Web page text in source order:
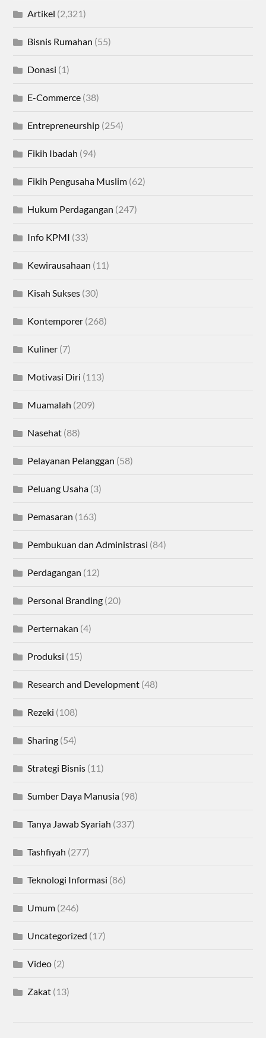
Artikel (2,321)
Bisnis Rumahan (55)
Donasi (1)
E-Commerce (38)
Entrepreneurship (254)
Fikih Ibadah (94)
Fikih Pengusaha Muslim (62)
Hukum Perdagangan (247)
Info KPMI (33)
Kewirausahaan (11)
Kisah Sukses (30)
Kontemporer (268)
Kuliner (7)
Motivasi Diri (113)
Muamalah (209)
Nasehat (88)
Pelayanan Pelanggan (58)
Peluang Usaha (3)
Pemasaran (163)
Pembukuan dan Administrasi (84)
Perdagangan (12)
Personal Branding (20)
Perternakan (4)
Produksi (15)
Research and Development (48)
Rezeki (108)
Sharing (54)
Strategi Bisnis (11)
Sumber Daya Manusia (98)
Tanya Jawab Syariah (337)
Tashfiyah (277)
Teknologi Informasi (86)
Umum (246)
Uncategorized (17)
Video (2)
Zakat (13)